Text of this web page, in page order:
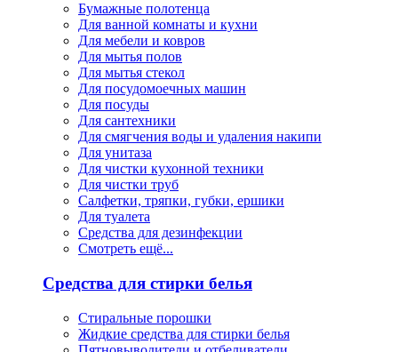
Бумажные полотенца
Для ванной комнаты и кухни
Для мебели и ковров
Для мытья полов
Для мытья стекол
Для посудомоечных машин
Для посуды
Для сантехники
Для смягчения воды и удаления накипи
Для унитаза
Для чистки кухонной техники
Для чистки труб
Салфетки, тряпки, губки, ершики
Для туалета
Средства для дезинфекции
Смотреть ещё...
Средства для стирки белья
Стиральные порошки
Жидкие средства для стирки белья